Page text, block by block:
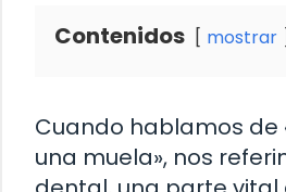
Contenidos mostrar
Cuando hablamos de
una muela», nos